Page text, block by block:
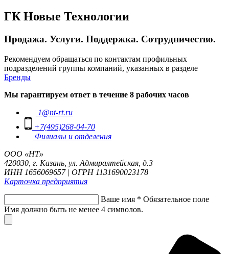
ГК Новые Технологии
Продажа. Услуги. Поддержка. Сотрудничество.
Рекомендуем обращаться по контактам профильных
подразделений группы компаний, указанных в разделе
Бренды
Мы гарантируем ответ в течение 8 рабочих часов
1@nt-rt.ru
+7(495)268-04-70
Филиалы и отделения
ООО «НТ»
420030, г. Казань, ул. Адмиралтейская, д.3
ИНН 1656069657 | ОГРН 1131690023178
Карточка предприятия
Ваше имя * Обязательное поле
Имя должно быть не менее 4 символов.